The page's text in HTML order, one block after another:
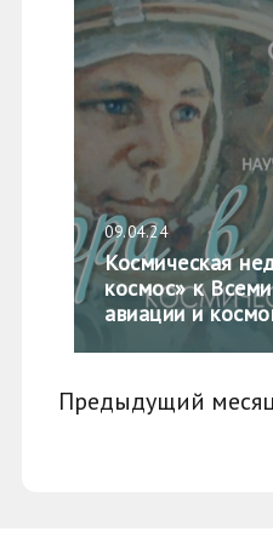
09.04.24
Космическая
космос» к
авиации и
Предыдущий